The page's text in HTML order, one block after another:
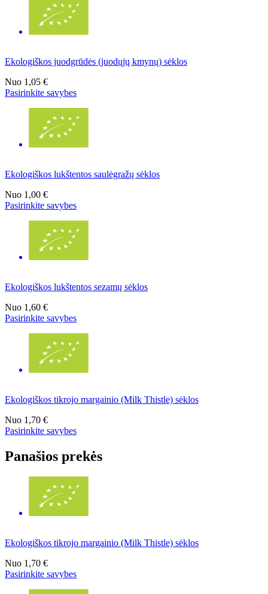
Ekologiškos juodgrūdės (juodųjų kmynų) sėklos
Nuo 1,05 €
Pasirinkite savybes
Ekologiškos lukštentos saulėgražų sėklos
Nuo 1,00 €
Pasirinkite savybes
Ekologiškos lukštentos sezamų sėklos
Nuo 1,60 €
Pasirinkite savybes
Ekologiškos tikrojo margainio (Milk Thistle) sėklos
Nuo 1,70 €
Pasirinkite savybes
Panašios prekės
Ekologiškos tikrojo margainio (Milk Thistle) sėklos
Nuo 1,70 €
Pasirinkite savybes